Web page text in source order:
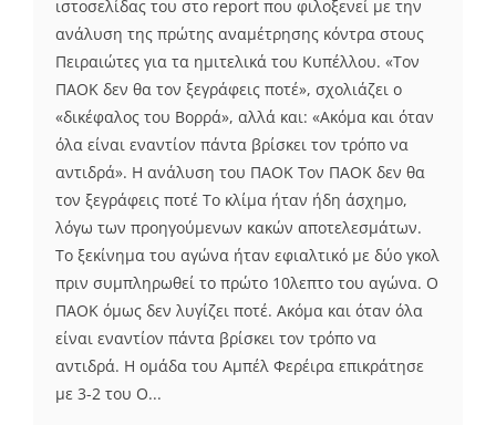
ιστοσελίδας του στο report που φιλοξενεί με την
ανάλυση της πρώτης αναμέτρησης κόντρα στους
Πειραιώτες για τα ημιτελικά του Κυπέλλου. «Τον
ΠΑΟΚ δεν θα τον ξεγράφεις ποτέ», σχολιάζει ο
«δικέφαλος του Βορρά», αλλά και: «Ακόμα και όταν
όλα είναι εναντίον πάντα βρίσκει τον τρόπο να
αντιδρά». Η ανάλυση του ΠΑΟΚ Τον ΠΑΟΚ δεν θα
τον ξεγράφεις ποτέ Το κλίμα ήταν ήδη άσχημο,
λόγω των προηγούμενων κακών αποτελεσμάτων.
Το ξεκίνημα του αγώνα ήταν εφιαλτικό με δύο γκολ
πριν συμπληρωθεί το πρώτο 10λεπτο του αγώνα. Ο
ΠΑΟΚ όμως δεν λυγίζει ποτέ. Ακόμα και όταν όλα
είναι εναντίον πάντα βρίσκει τον τρόπο να
αντιδρά. Η ομάδα του Αμπέλ Φερέιρα επικράτησε
με 3-2 του Ο...